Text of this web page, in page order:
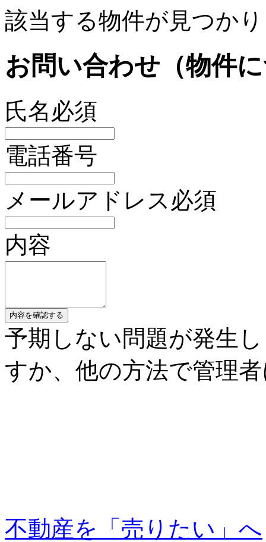
該当する物件が見つか
お問い合わせ（物件
氏名 必須
電話番号
メールアドレス 必須
内容
内容を確認する
予期しない問題が発生
すか、他の方法で管理
不動産を「売りたい」へ